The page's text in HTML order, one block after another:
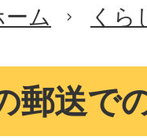
ーム くら
郵送で